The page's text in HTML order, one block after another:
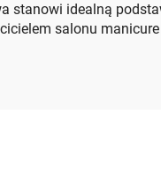
stanowi idealną
salonu